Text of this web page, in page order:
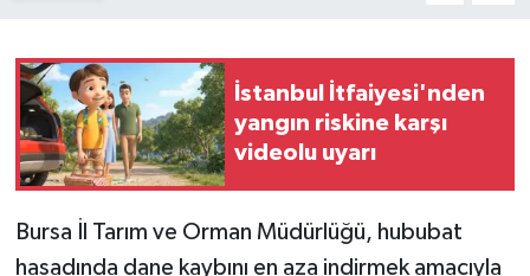
İstanbul İtfaiyesi'nden
yangın riskine karşı
videolu uyarı
Bursa İl Tarım ve Orman Müdürlüğü, hububat
hasadında dane kaybını en aza indirmek amacıyla